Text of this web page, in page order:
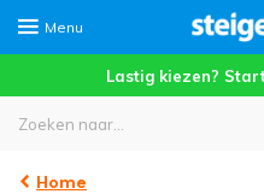
Menu
Lastig kiezen?
Home